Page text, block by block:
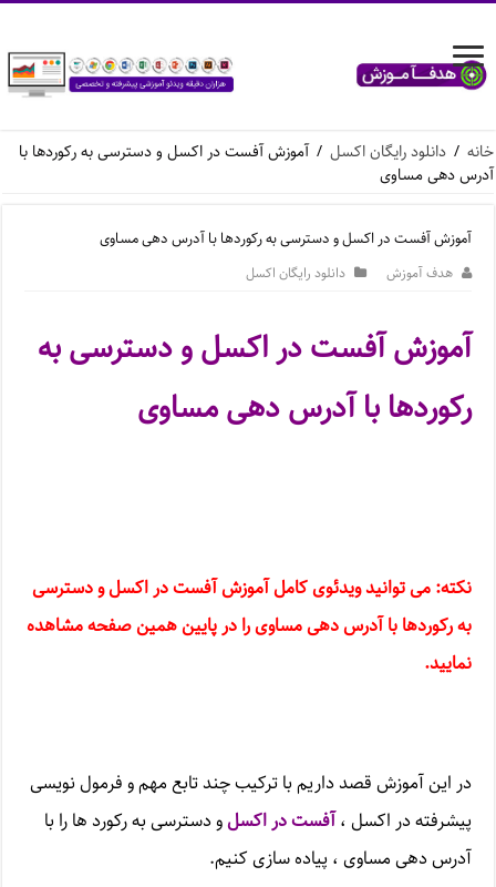
خانه / دانلود رایگان اکسل / آموزش آفست در اکسل و دسترسی به رکوردها با
آدرس دهی مساوی
آموزش آفست در اکسل و دسترسی به رکوردها با آدرس دهی مساوی
هدف آموزش دانلود رایگان اکسل
آموزش آفست در اکسل و دسترسی به
رکوردها با آدرس دهی مساوی
نکته: می توانید ویدئوی کامل آموزش آفست در اکسل و دسترسی
به رکوردها با آدرس دهی مساویرا در پایین همین صفحه مشاهده
نمایید.
در این آموزش قصد داریم با ترکیب چند تابع مهم و فرمول نویسی
پیشرفته در اکسل ،آفست در اکسلو دسترسی به رکورد ها را با
آدرس دهی مساوی ، پیاده سازی کنیم.